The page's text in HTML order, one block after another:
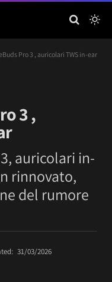
Pro 3 , auricolari TWS in-ear
3 ,
auricolari in-
rinnovato,
del rumore
31/03/2026